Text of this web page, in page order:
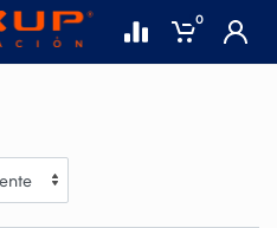
0